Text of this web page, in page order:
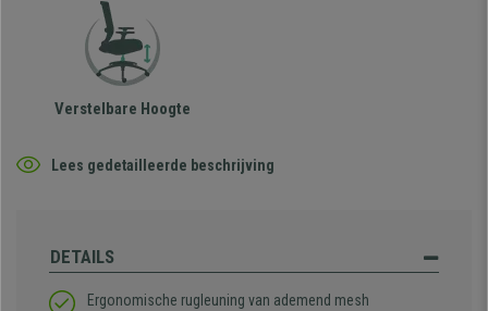
Verstelbare Hoogte
Lees gedetailleerde beschrijving
DETAILS
Ergonomische rugleuning van ademend mesh